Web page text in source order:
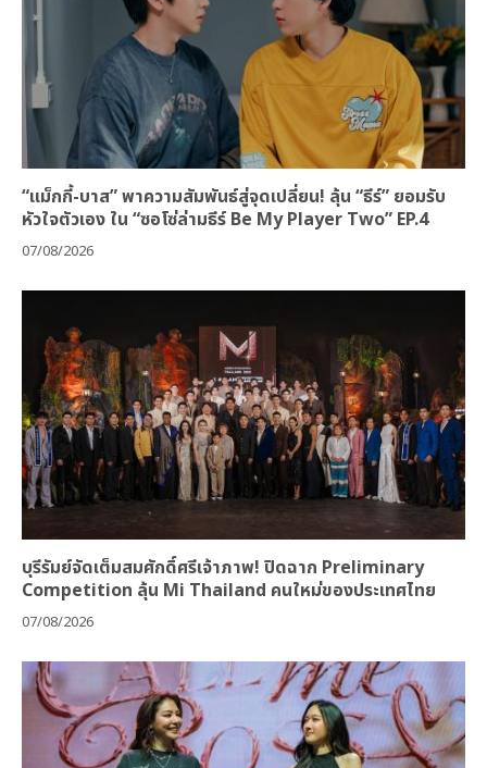
“แม็กกี้-บาส” พาความสัมพันธ์สู่จุดเปลี่ยน! ลุ้น “ธีร์” ยอมรับ
หัวใจตัวเอง ใน “ซอโซ่ล่ามธีร์ Be My Player Two” EP.4
07/08/2026
บุรีรัมย์จัดเต็มสมศักดิ์ศรีเจ้าภาพ! ปิดฉาก Preliminary
Competition ลุ้น Mi Thailand คนใหม่ของประเทศไทย
07/08/2026